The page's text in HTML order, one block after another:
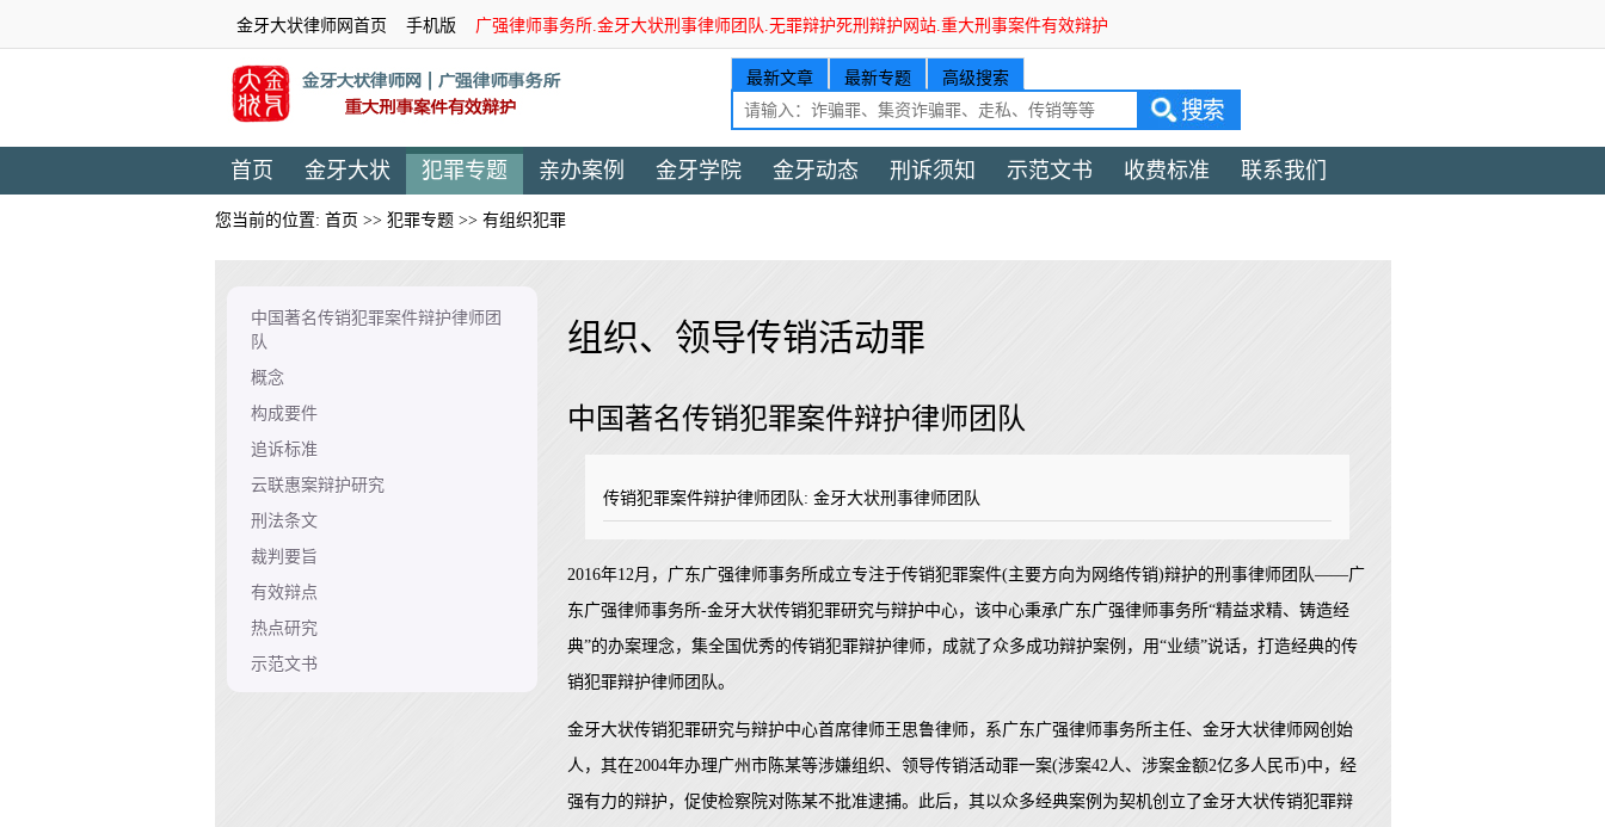
金牙大状律师网首页 手机版 广强律师事务所.金牙大状刑事律师团队.无罪辩护死刑辩护网站.重大刑事案件有效辩护
最新文章 最新专题 高级搜索
首页 金牙大状 犯罪专题 亲办案例 金牙学院 金牙动态 刑诉须知 示范文书 收费标准 联系我们
您当前的位置: 首页 >> 犯罪专题>> 有组织犯罪
中国著名传销犯罪案件辩护律师团
队
概念
构成要件
追诉标准
云联惠案辩护研究
刑法条文
裁判要旨
有效辩点
热点研究
示范文书
组织、领导传销活动罪
中国著名传销犯罪案件辩护律师团队
传销犯罪案件辩护律师团队: 金牙大状刑事律师团队
2016年12月，广东广强律师事务所成立专注于传销犯罪案件(主要方向为网络传销)辩护的刑事律师团队——广
东广强律师事务所-金牙大状传销犯罪研究与辩护中心，该中心秉承广东广强律师事务所“精益求精、铸造经
典”的办案理念，集全国优秀的传销犯罪辩护律师，成就了众多成功辩护案例，用“业绩”说话，打造经典的传
销犯罪辩护律师团队。
金牙大状传销犯罪研究与辩护中心首席律师王思鲁律师，系广东广强律师事务所主任、金牙大状律师网创始
人，其在2004年办理广州市陈某等涉嫌组织、领导传销活动罪一案(涉案42人、涉案金额2亿多人民币)中，经
强有力的辩护，促使检察院对陈某不批准逮捕。此后，其以众多经典案例为契机创立了金牙大状传销犯罪辩